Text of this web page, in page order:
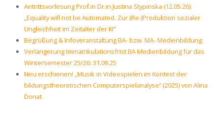
Antrittsvorlesung Prof.in Dr.in Justina Stypinska (12.05.26):
„Equality will not be Automated. Zur (Re-)Produktion sozialer
Ungleichheit im Zeitalter der KI“
Begrüßung & Infoveranstaltung BA- bzw. MA- Medienbildung
Verlängerung Immatrikulationsfrist BA Medienbildung für das
Wintersemester 25/26: 31.09.25
Neu erschienen! „Musik in Videospielen im Kontext der
bildungstheoretischen Computerspielanalyse“ (2025) von Alina
Donat